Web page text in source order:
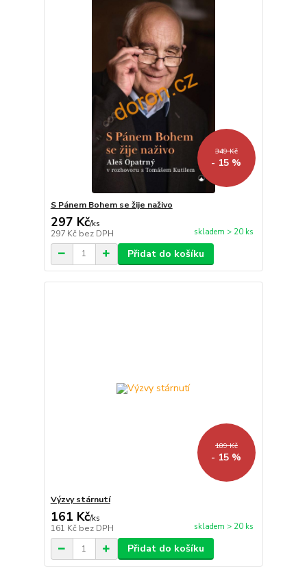
349 Kč
- 15 %
S Pánem Bohem se žije naživo
297 Kč/ks
297 Kč bez DPH skladem > 20 ks
Přidat do košíku
189 Kč
- 15 %
Výzvy stárnutí
161 Kč/ks
161 Kč bez DPH skladem > 20 ks
Přidat do košíku